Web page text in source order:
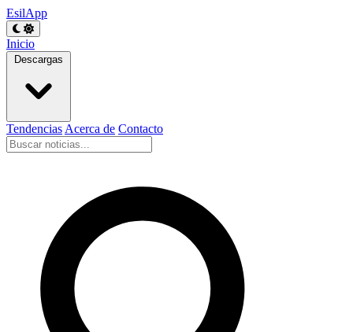
EsilApp
Inicio
Descargas
Tendencias Acerca de Contacto